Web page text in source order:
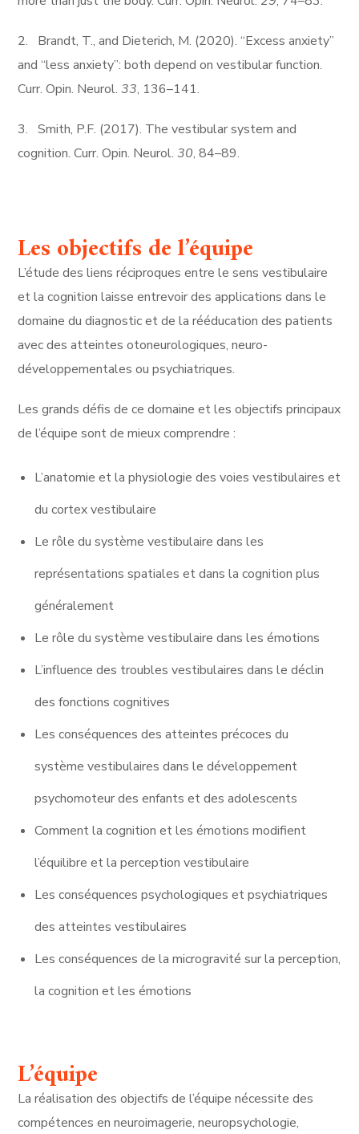
2. Brandt, T., and Dieterich, M. (2020). “Excess anxiety”
and “less anxiety”: both depend on vestibular function.
Curr. Opin. Neurol.33, 136–141.
3. Smith, P.F. (2017). The vestibular system and
cognition. Curr. Opin. Neurol.30, 84–89.
Les objectifs de l’équipe
L’étude des liens réciproques entre le sens vestibulaire
et la cognition laisse entrevoir des applications dans le
domaine du diagnostic et de la rééducation des patients
avec des atteintes otoneurologiques, neuro-
développementales ou psychiatriques.
Les grands défis de ce domaine et les objectifs principaux
de l’équipe sont de mieux comprendre :
L’anatomie et la physiologie des voies vestibulaires et
du cortex vestibulaire
Le rôle du système vestibulaire dans les
représentations spatiales et dans la cognition plus
généralement
Le rôle du système vestibulaire dans les émotions
L’influence des troubles vestibulaires dans le déclin
des fonctions cognitives
Les conséquences des atteintes précoces du
système vestibulaires dans le développement
psychomoteur des enfants et des adolescents
Comment la cognition et les émotions modifient
l’équilibre et la perception vestibulaire
Les conséquences psychologiques et psychiatriques
des atteintes vestibulaires
Les conséquences de la microgravité sur la perception,
la cognition et les émotions
L’équipe
La réalisation des objectifs de l’équipe nécessite des
compétences en neuroimagerie, neuropsychologie,